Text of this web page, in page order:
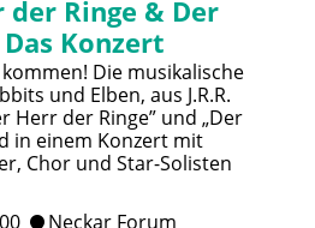
der Ringe & Der
Konzert
Die musikalische
und Elben, aus J.R.R.
Herr der Ringe” und „Der
in einem Konzert mit
Chor und Star-Solisten
Neckar Forum